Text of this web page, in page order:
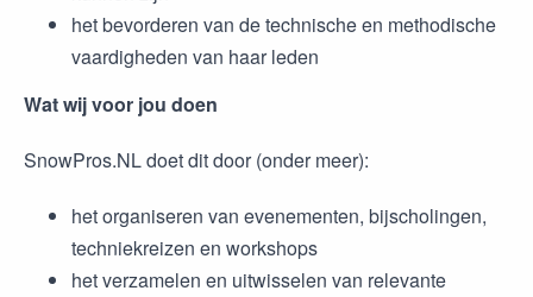
het bevorderen van de technische en methodische
vaardigheden van haar leden
Wat wij voor jou doen
SnowPros.NL doet dit door (onder meer):
het organiseren van evenementen, bijscholingen,
techniekreizen en workshops
het verzamelen en uitwisselen van relevante